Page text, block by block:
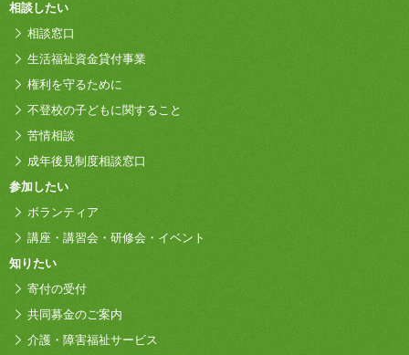
相談したい
相談窓口
生活福祉資金貸付事業
権利を守るために
不登校の子どもに関すること
苦情相談
成年後見制度相談窓口
参加したい
ボランティア
講座・講習会・研修会・イベント
知りたい
寄付の受付
共同募金のご案内
介護・障害福祉サービス